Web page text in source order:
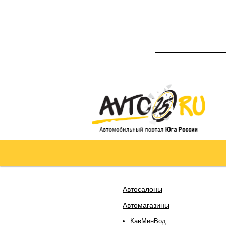
Автосалоны
Автомагазины
КавМинВод